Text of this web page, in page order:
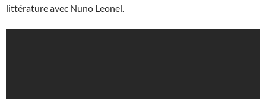
littérature avec Nuno Leonel.